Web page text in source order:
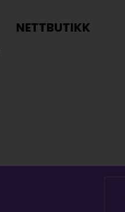
NETTBUTIKK